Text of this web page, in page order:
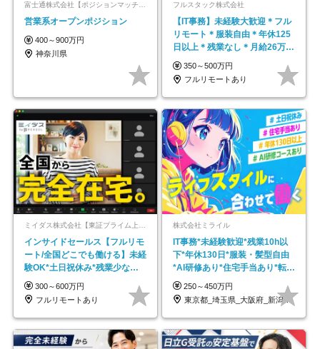
富士通株式会社【ポジションマッチ登録】
営業系オープンポジション
400～900万円
神奈川県
フルスタック株式会社
【IT事務】未経験大歓迎＊フル
リモート＊服装自由＊年休125
日以上＊残業なし＊月給26万円
以上
350～500万円
フルリモートあり
インサイドセールス【フルリモ
ート/全国どこでも働ける】未経
験OK*土日祝休み*残業少なめ*
在宅勤務手当あり
300～600万円
フルリモートあり
株式会社ミライル
IT事務*未経験歓迎*残業10h以
下*年休130日*服装・髪型自由
*AI研修あり*住宅手当あり*転勤
なし
250～450万円
東京都_埼玉県_大阪府_新潟県_福岡県